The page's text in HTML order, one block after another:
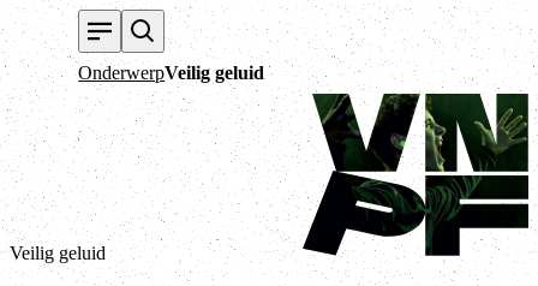
OnderwerpVeilig geluid
Veilig geluid